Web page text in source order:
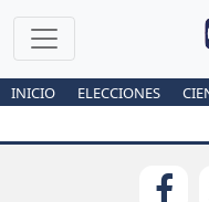
INICIO ELECCIONES